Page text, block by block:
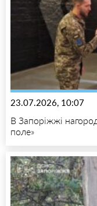
23.07.2026, 10:07
В Запоріжжі
поле»